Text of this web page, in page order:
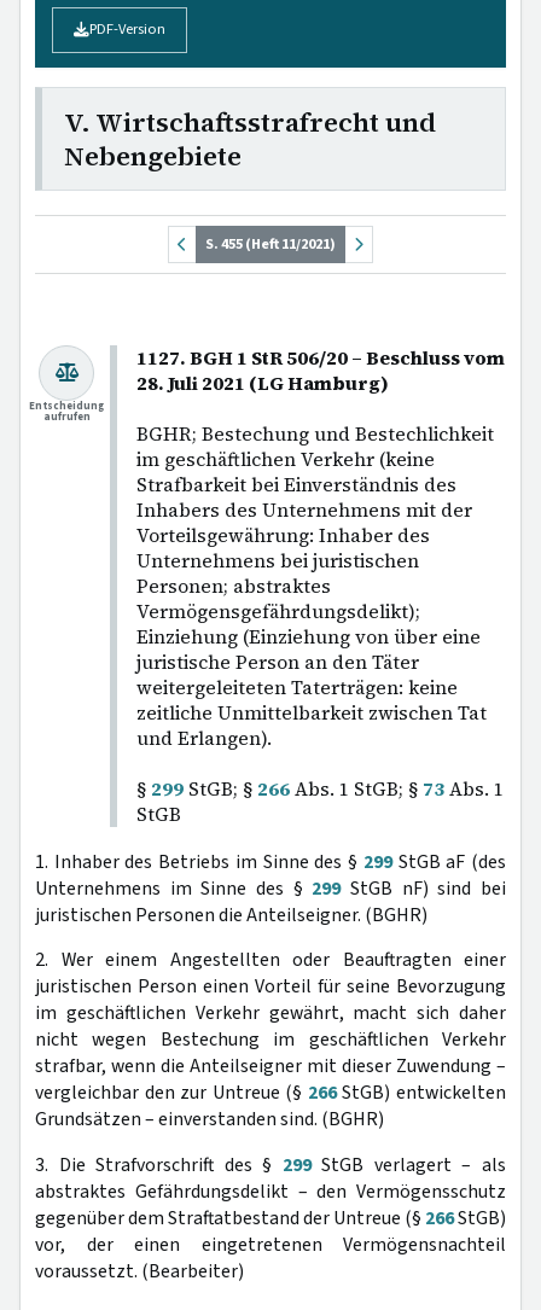
PDF-Version
V. Wirtschaftsstrafrecht und
Nebengebiete
S. 455 (Heft 11/2021)
1127. BGH 1 StR 506/20 – Beschluss vom
28. Juli 2021 (LG Hamburg)
BGHR; Bestechung und Bestechlichkeit
im geschäftlichen Verkehr (keine
Strafbarkeit bei Einverständnis des
Inhabers des Unternehmens mit der
Vorteilsgewährung: Inhaber des
Unternehmens bei juristischen
Personen; abstraktes
Vermögensgefährdungsdelikt);
Einziehung (Einziehung von über eine
juristische Person an den Täter
weitergeleiteten Taterträgen: keine
zeitliche Unmittelbarkeit zwischen Tat
und Erlangen).
§ 299 StGB; § 266Abs. 1 StGB; § 73Abs. 1
StGB
Entscheidung
aufrufen
1. Inhaber des Betriebs im Sinne des § 299StGB aF (des
Unternehmens im Sinne des § 299StGB nF) sind bei
juristischen Personen die Anteilseigner. (BGHR)
2. Wer einem Angestellten oder Beauftragten einer
juristischen Person einen Vorteil für seine Bevorzugung
im geschäftlichen Verkehr gewährt, macht sich daher
nicht wegen Bestechung im geschäftlichen Verkehr
strafbar, wenn die Anteilseigner mit dieser Zuwendung –
vergleichbar den zur Untreue (§ 266StGB) entwickelten
Grundsätzen – einverstanden sind. (BGHR)
3. Die Strafvorschrift des § 299StGB verlagert – als
abstraktes Gefährdungsdelikt – den Vermögensschutz
gegenüber dem Straftatbestand der Untreue (§ 266StGB)
vor, der einen eingetretenen Vermögensnachteil
voraussetzt. (Bearbeiter)